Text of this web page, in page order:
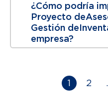
¿Cómo podría
Proyecto de
Gestión de
empresa?
1 2